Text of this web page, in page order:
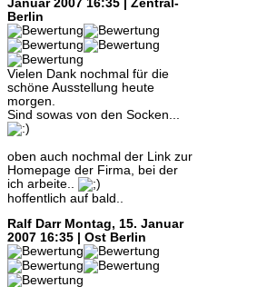
Januar 2007 16:35 | Zentral-
Berlin
Vielen Dank nochmal für die
schöne Ausstellung heute
morgen.
Sind sowas von den Socken...
oben auch nochmal der Link zur
Homepage der Firma, bei der
ich arbeite..
hoffentlich auf bald..
Ralf Darr Montag, 15. Januar
2007 16:35 | Ost Berlin